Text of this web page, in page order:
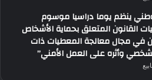
ينظم يوما دراسيا موسوم
القانون المتعلق بحماية الأشخاص
في مجال معالجة المعطيات ذات
وأثره على العمل الأمني”